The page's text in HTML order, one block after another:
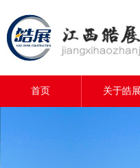
首页 关于皓展